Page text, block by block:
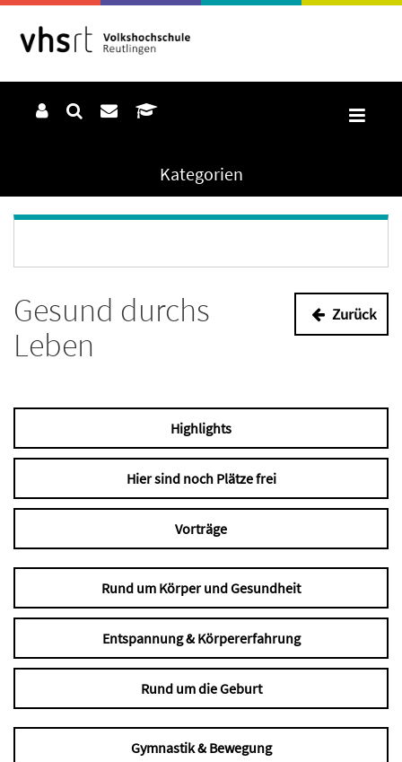
Kategorien
Gesund durchs
Leben
Zurück
Highlights
Hier sind noch Plätze frei
Vorträge
Rund um Körper und Gesundheit
Entspannung & Körpererfahrung
Rund um die Geburt
Gymnastik & Bewegung